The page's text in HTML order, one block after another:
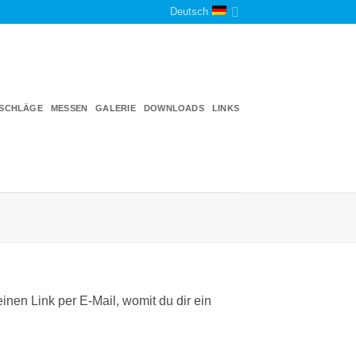
Deutsch
MESSEN GALERIE DOWNLOADS LINKS
Link per E-Mail, womit du dir ein